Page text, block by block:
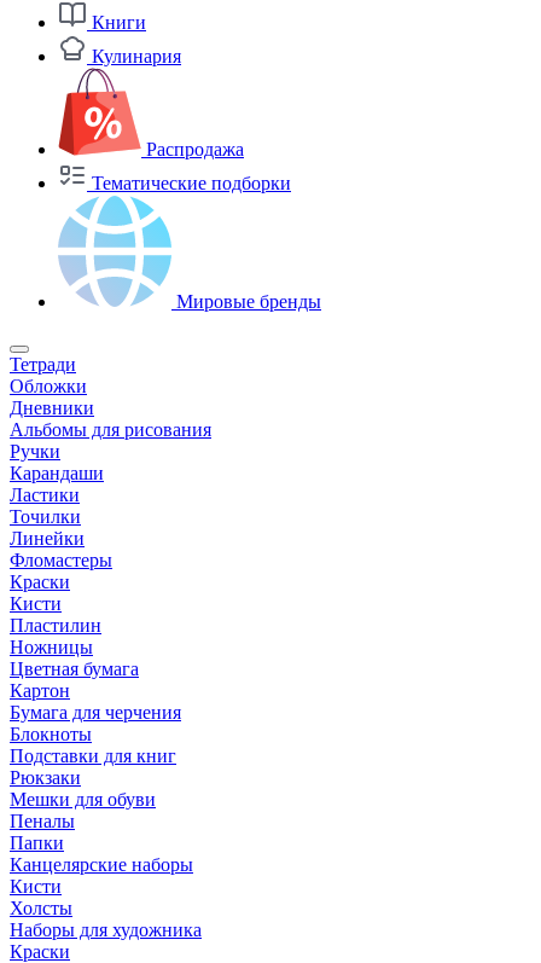
Книги
Кулинария
Распродажа
Тематические подборки
Мировые бренды
Тетради
Обложки
Дневники
Альбомы для рисования
Ручки
Карандаши
Ластики
Точилки
Линейки
Фломастеры
Краски
Кисти
Пластилин
Ножницы
Цветная бумага
Картон
Бумага для черчения
Блокноты
Подставки для книг
Рюкзаки
Мешки для обуви
Пеналы
Папки
Канцелярские наборы
Кисти
Холсты
Наборы для художника
Краски